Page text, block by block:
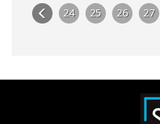
24 25 26 27